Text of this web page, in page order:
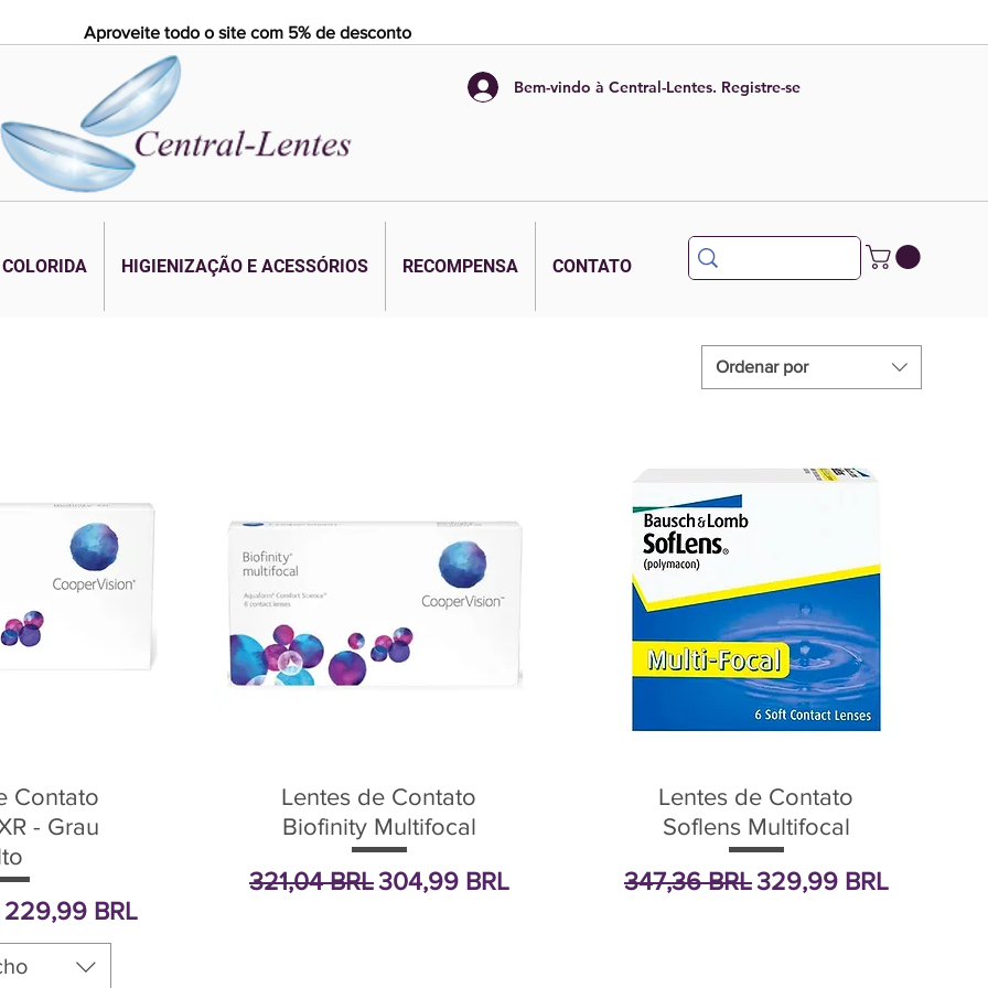
Aproveite todo o site com 5% de desconto
Bem-vindo à Central-Lentes. Registre-se
HIGIENIZAÇÃO E ACESSÓRIOS RECOMPENSA CONTATO
Ordenar por
Contato
- Grau
Precio de oferta
229,99 BRL
Lentes de Contato
Biofinity Multifocal
Precio
321,04 BRLPrecio de oferta
304,99 BRL
Lentes de Contato
Soflens Multifocal
Precio
347,36 BRLPrecio de oferta
329,99 BRL